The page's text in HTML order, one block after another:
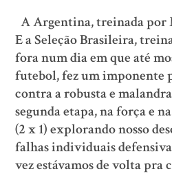
A Argentina, treinada por
E a Seleção Brasileira,
fora num dia em que até
futebol, fez um imponente
contra a robusta e
segunda etapa, na força e
(2 x 1) explorando nosso
falhas individuais
vez estávamos de volta pra